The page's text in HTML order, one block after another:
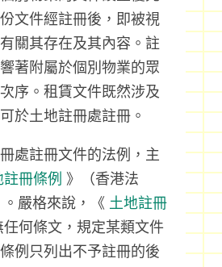
文件經註冊後，即被視
關其存在及其內容。註
著附屬於個別物業的眾
序。租賃文件既然涉及
於土地註冊處註冊。
處註冊文件的法例，主
註冊條例 》（香港法
嚴格來說，《 土地註冊
任何條文，規定某類文件
例只列出不予註冊的後